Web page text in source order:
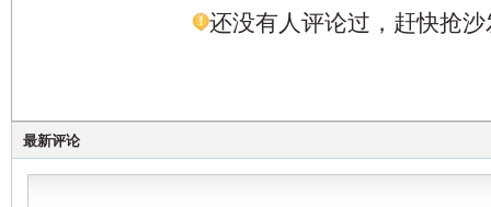
还没有人评论过，赶快抢沙
最新评论